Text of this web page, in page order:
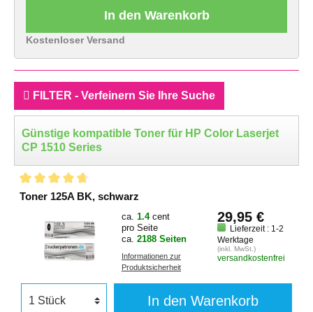
In den Warenkorb
Kostenloser Versand
FILTER - Verfeinern Sie Ihre Suche
Günstige kompatible Toner für HP Color Laserjet
CP 1510 Series
Toner 125A BK, schwarz
ca. 1.4 cent
pro Seite
ca. 2188 Seiten
Informationen zur
Produktsicherheit
29,95 €
Lieferzeit : 1-2
Werktage
(inkl. MwSt.)
versandkostenfrei
In den Warenkorb